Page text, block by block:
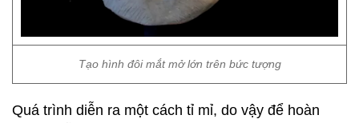
Tạo hình đôi mắt mở lớn trên bức tượng
Quá trình diễn ra một cách tỉ mỉ, do vậy để hoàn